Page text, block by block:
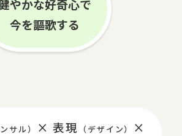
やかな好奇心で
今を謳歌する
サル） × 表現 （デザイン）
×